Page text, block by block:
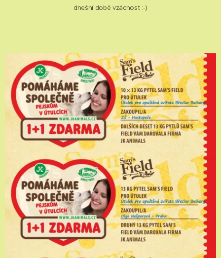
dnešní době vzácnost :-)